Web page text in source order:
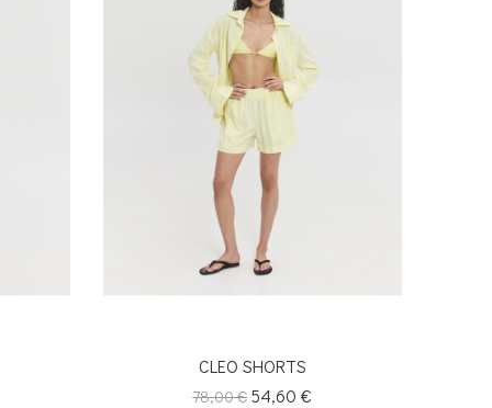
CLEO SHORTS
Κανονική
78,00 €Τιμή
54,60 €